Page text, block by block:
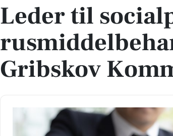
Leder til
Gribskov